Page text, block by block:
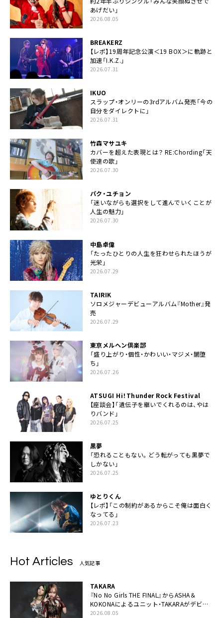
あげだい」
2026.08.05
BREAKERZ
【レポ】19周年記念公演＜19 BOX＞に軌跡と
加速「I.K.Z.」
2026.07.31
IKUO
スラップ・オンリーの3rdアルバム発売「今の
自分をダイレクトに」
2026.07.31
竹森マサユキ
カバーを超えた表現とは？ RE:Chording「天
使達の歌」
2026.07.30
パク・ユチョン
「迷いながらも選択をして進んでいくことが
人生の魅力」
2026.07.30
中島卓偉
「たったひとりの人生を狂わせられたほうが
光栄」
2026.07.29
TAIRIK
ソロメジャーデビューアルバム『Mother』発
売
2026.07.29
東京メルヘン倶楽部
「盛り上がり・個性・かわいい・マジメ・闇堕
ち」
2026.07.26
ATSUGI Hi！Thunder Rock Festival
【座談会】「遺伝子を継いでくれるのは、やは
りバンド」
2026.07.25
黒夢
「恐れることもない。どう転がっても黒夢で
しかない」
2026.07.25
ゆとりくん
【レポ】「この制約があるからこそ俺は面白く
なってる」
2026.07.23
Hot Articles 人気記事
TAKARA
『No No Girls THE FINAL』からASHA＆
KOKONAによるユニット・TAKARAがデビュ
ー
2026.08.05